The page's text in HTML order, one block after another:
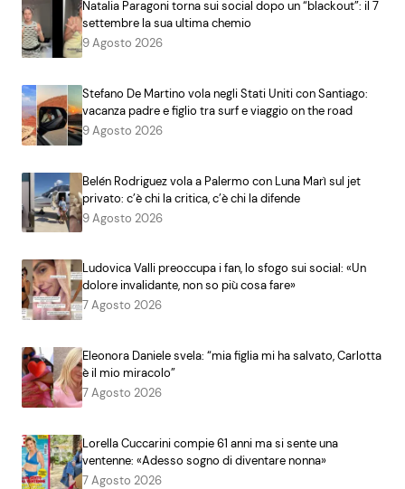
Natalia Paragoni torna sui social dopo un “blackout”: il 7
settembre la sua ultima chemio
9 Agosto 2026
Stefano De Martino vola negli Stati Uniti con Santiago:
vacanza padre e figlio tra surf e viaggio on the road
9 Agosto 2026
Belén Rodriguez vola a Palermo con Luna Marì sul jet
privato: c’è chi la critica, c’è chi la difende
9 Agosto 2026
Ludovica Valli preoccupa i fan, lo sfogo sui social: «Un
dolore invalidante, non so più cosa fare»
7 Agosto 2026
Eleonora Daniele svela: “mia figlia mi ha salvato, Carlotta
è il mio miracolo”
7 Agosto 2026
Lorella Cuccarini compie 61 anni ma si sente una
ventenne: «Adesso sogno di diventare nonna»
7 Agosto 2026